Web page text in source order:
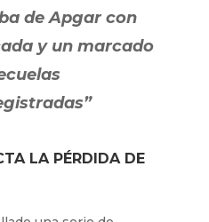
de Apgar con
y un marcado
LA PÉRDIDA DE